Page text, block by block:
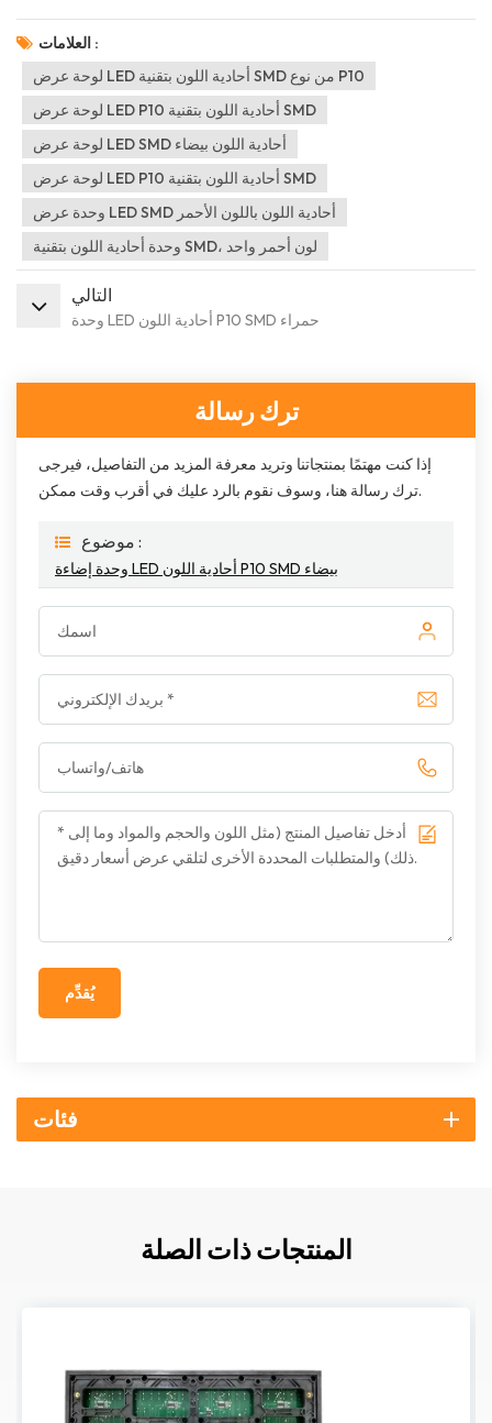
العلامات :
لوحة عرض LED أحادية اللون بتقنية SMD من نوع P10
لوحة عرض LED P10 أحادية اللون بتقنية SMD
لوحة عرض LED SMD أحادية اللون بيضاء
لوحة عرض LED P10 أحادية اللون بتقنية SMD
وحدة عرض LED SMD أحادية اللون باللون الأحمر
وحدة أحادية اللون بتقنية SMD، لون أحمر واحد
التالي
وحدة LED أحادية اللون P10 SMD حمراء
ترك رسالة
إذا كنت مهتمًا بمنتجاتنا وتريد معرفة المزيد من التفاصيل، فيرجى
ترك رسالة هنا، وسوف نقوم بالرد عليك في أقرب وقت ممكن.
موضوع :
وحدة إضاءة LED أحادية اللون P10 SMD بيضاء
يُقدِّم
فئات
المنتجات ذات الصلة